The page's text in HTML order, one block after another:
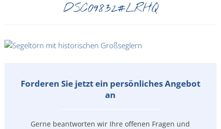
DSC09832#LRHQ
Forderen Sie jetzt ein persönliches Angebot
an
Gerne beantworten wir Ihre offenen Fragen und